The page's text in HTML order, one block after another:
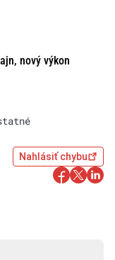
nový výkon
Nahlásiť chybu